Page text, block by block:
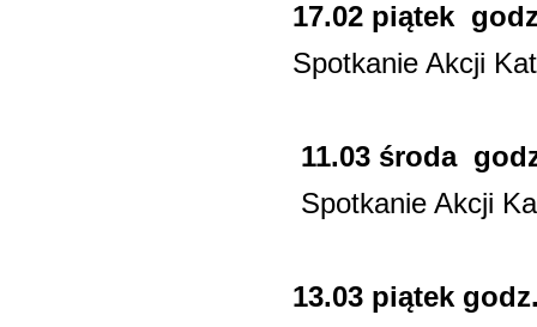
17.02 piątek
Spotkanie Akcji
11.03 środa
Spotkanie Akcji
13.03 piątek